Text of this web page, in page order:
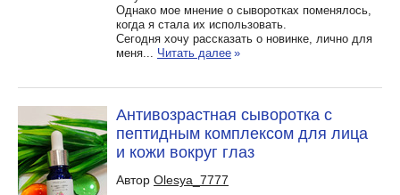
Однако мое мнение о сыворотках поменялось,
когда я стала их использовать.
Сегодня хочу рассказать о новинке, лично для
меня... Читать далее »
Антивозрастная сыворотка с
пептидным комплексом для лица
и кожи вокруг глаз
Автор Olesya_7777